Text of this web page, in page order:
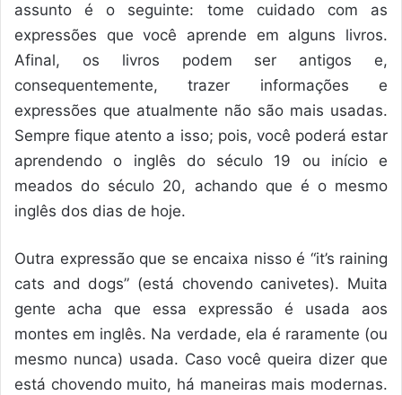
assunto é o seguinte: tome cuidado com as
expressões que você aprende em alguns livros.
Afinal, os livros podem ser antigos e,
consequentemente, trazer informações e
expressões que atualmente não são mais usadas.
Sempre fique atento a isso; pois, você poderá estar
aprendendo o inglês do século 19 ou início e
meados do século 20, achando que é o mesmo
inglês dos dias de hoje.
Outra expressão que se encaixa nisso é “it’s raining
cats and dogs” (está chovendo canivetes). Muita
gente acha que essa expressão é usada aos
montes em inglês. Na verdade, ela é raramente (ou
mesmo nunca) usada. Caso você queira dizer que
está chovendo muito, há maneiras mais modernas.